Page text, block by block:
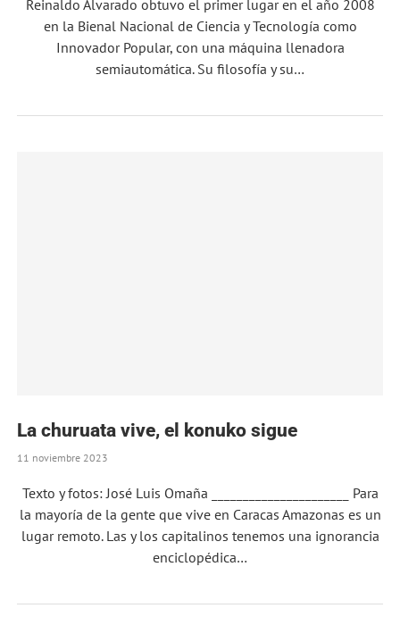
Reinaldo Alvarado obtuvo el primer lugar en el año 2008
en la Bienal Nacional de Ciencia y Tecnología como
Innovador Popular, con una máquina llenadora
semiautomática. Su filosofía y su…
La churuata vive, el konuko sigue
11 noviembre 2023
Texto y fotos: José Luis Omaña ______________________ Para
la mayoría de la gente que vive en Caracas Amazonas es un
lugar remoto. Las y los capitalinos tenemos una ignorancia
enciclopédica…